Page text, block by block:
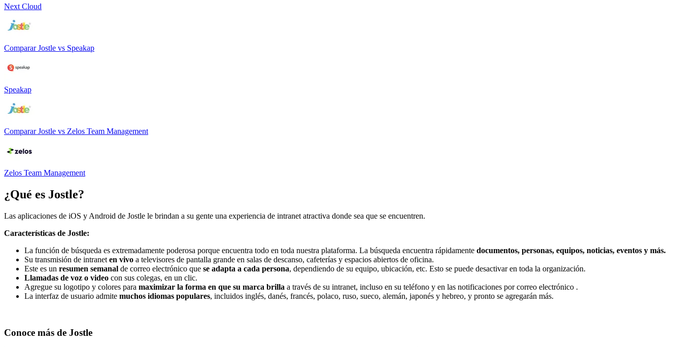
Next Cloud
Comparar Jostle vs Speakap
Speakap
Comparar Jostle vs Zelos Team Management
Zelos Team Management
¿Qué es Jostle?
Las aplicaciones de iOS y Android de Jostle le brindan a su gente una experiencia de intranet atractiva donde sea que se encuentren.
Características de Jostle:
La función de búsqueda es extremadamente poderosa porque encuentra todo en toda nuestra plataforma. La búsqueda encuentra rápidamente documentos, personas, equipos, noticias, eventos y más.
Su transmisión de intranet en vivo a televisores de pantalla grande en salas de descanso, cafeterías y espacios abiertos de oficina.
Este es un resumen semanal de correo electrónico que se adapta a cada persona, dependiendo de su equipo, ubicación, etc. Esto se puede desactivar en toda la organización.
Llamadas de voz o video con sus colegas, en un clic.
Agregue su logotipo y colores para maximizar la forma en que su marca brilla a través de su intranet, incluso en su teléfono y en las notificaciones por correo electrónico .
La interfaz de usuario admite muchos idiomas populares, incluidos inglés, danés, francés, polaco, ruso, sueco, alemán, japonés y hebreo, y pronto se agregarán más.
Conoce más de Jostle